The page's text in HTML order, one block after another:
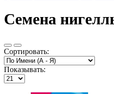
Семена
Сортировать:
Показывать: